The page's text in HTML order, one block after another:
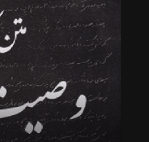
امام
خمینی
درحال